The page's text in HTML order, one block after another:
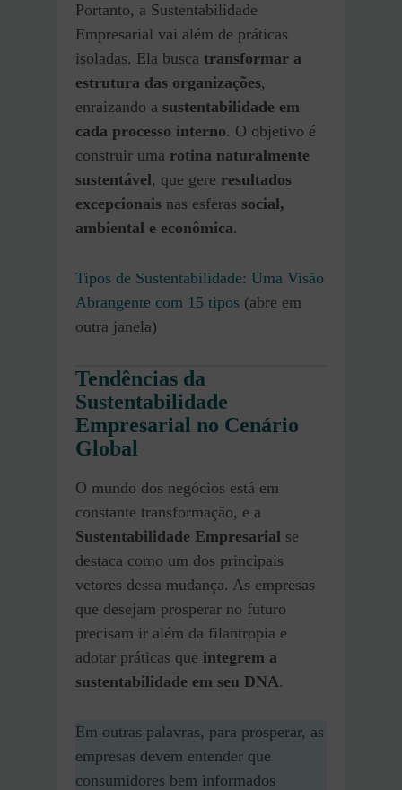
Portanto, a Sustentabilidade
Empresarial vai além de práticas
isoladas. Ela busca transformar a
estrutura das organizações,
enraizando a sustentabilidade em
cada processo interno. O objetivo é
construir uma rotina naturalmente
sustentável, que gere resultados
excepcionais nas esferas social,
ambiental e econômica.
Tipos de Sustentabilidade: Uma Visão
Abrangente com 15 tipos (abre em
outra janela)
Tendências da
Sustentabilidade
Empresarial no Cenário
Global
O mundo dos negócios está em
constante transformação, e a
Sustentabilidade Empresarial se
destaca como um dos principais
vetores dessa mudança. As empresas
que desejam prosperar no futuro
precisam ir além da filantropia e
adotar práticas que integrem a
sustentabilidade em seu DNA.
Em outras palavras, para prosperar, as
empresas devem entender que
consumidores bem informados